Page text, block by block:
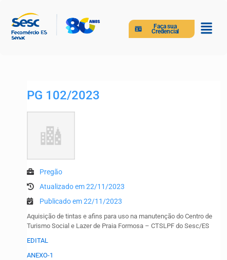
Faça sua
Credencial
PG 102/2023
Pregão
Atualizado em 22/11/2023
Publicado em 22/11/2023
Aquisição de tintas e afins para uso na manutenção do Centro de
Turismo Social e Lazer de Praia Formosa – CTSLPF do Sesc/ES
EDITAL
ANEXO-1